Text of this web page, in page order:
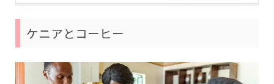
ケニアとコーヒー